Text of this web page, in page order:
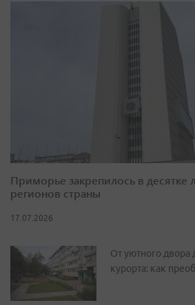
Приморье закрепилось в десятке
регионов страны
17.07.2026
От уютного
курорта: как